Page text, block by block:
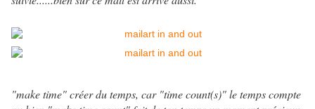
"make time" créer du temps, car "time count(s)" le temps compte